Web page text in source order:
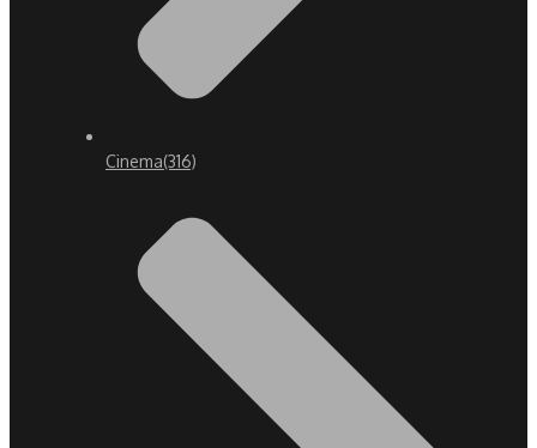
Cinema(316)